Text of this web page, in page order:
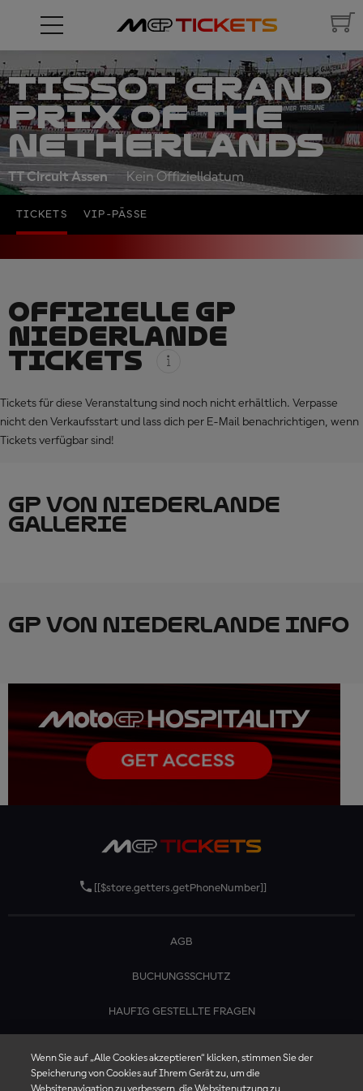
TISSOT GRAND
PRIX OF THE
NETHERLANDS
TT Circuit Assen Kein Offizielldatum
TICKETS VIP-PÄSSE
OFFIZIELLE GP
NIEDERLANDE
TICKETS
Tickets für diese Veranstaltung sind noch nicht erhältlich. Verpasse
nicht den Verkaufsstart und lass dich per E-Mail benachrichtigen, wenn
Tickets verfügbar sind!
GP VON NIEDERLANDE
GALLERIE
GP VON NIEDERLANDE INFO
[[$store.getters.getPhoneNumber]]
AGB
BUCHUNGSSCHUTZ
HAUFIG GESTELLTE FRAGEN
Wenn Sie auf „Alle Cookies akzeptieren“ klicken, stimmen Sie der
Speicherung von Cookies auf Ihrem Gerät zu, um die